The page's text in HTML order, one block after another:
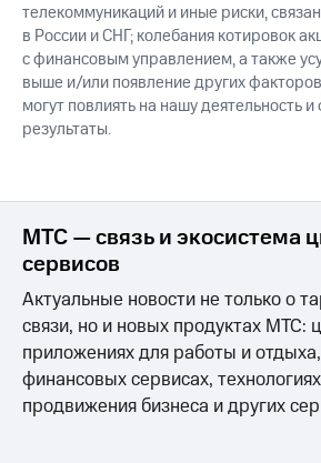
телекоммуникаций и иные риски,
в России и СНГ; колебания котировок
с финансовым управлением, а также
выше и/или появление других
могут повлиять на нашу деятельность
результаты.
МТС — связь и экосистема
сервисов
Актуальные новости не только о
связи, но и новых продуктах МТС:
приложениях для работы и
финансовых сервисах,
продвижения бизнеса и других